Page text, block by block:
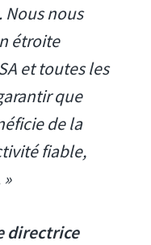
nous
étroite
et toutes les
que
de la
fiable,
directrice